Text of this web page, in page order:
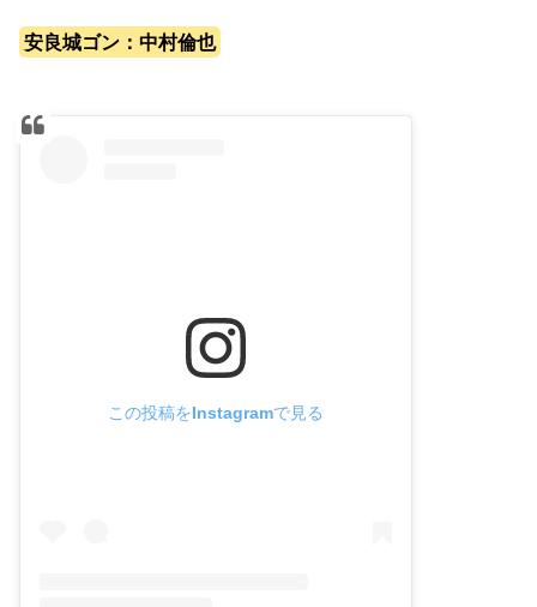
安良城ゴン：中村倫也
この投稿をInstagramで見る